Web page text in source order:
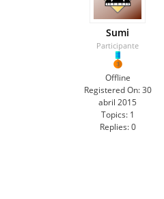
Sumi
Participante
Offline
Registered On: 30
abril 2015
Topics: 1
Replies: 0